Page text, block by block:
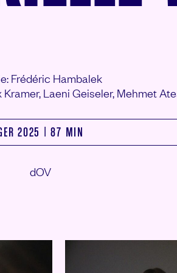
Frédéric Hambalek
Kramer, Laeni Geiseler, Mehmet
2025 | 87 MIN
dOV